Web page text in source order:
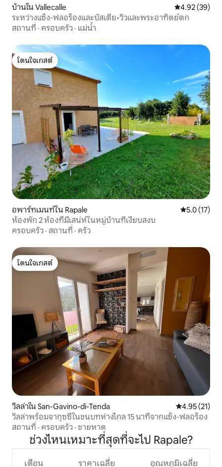
บ้านใน Vallecalle คะแนนเฉลี่ย
4.92 (39)
ระหว่างแซ็ง-ฟลอร็องและบัสเตีย•วิวและพระอาทิตย์ตก
สถานที่ · ครอบครัว · แม่น้ำ
โดนใจเกสต์
โดนใจเกสต์
อพาร์ทเมนท์ใน Rapale คะแนนเฉลี่ย
5.0 (17)
ห้องพัก 2 ห้องที่มีเสน่ห์ในหมู่บ้านที่เงียบสงบ
ครอบครัว · สถานที่ · ครัว
โดนใจเกสต์
โดนใจเกสต์
วิลล่าใน San-Gavino-di-Tenda คะแนนเฉลี่ย
4.95 (21)
วิลล่าพร้อมจากุซซี่ในชนบทห่างไกล 15 นาทีจากแซ็ง-ฟลอร็อง
สถานที่ · ครอบครัว · ชายหาด
ช่วงไหนเหมาะที่สุดที่จะไป Rapale?
เดือน ราคาเฉลี่ย อุณหภูมิเฉลี่ย